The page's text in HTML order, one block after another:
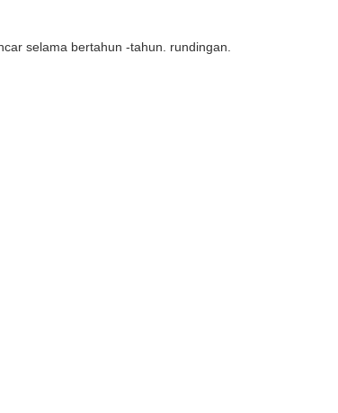
selama bertahun -tahun. rundingan.